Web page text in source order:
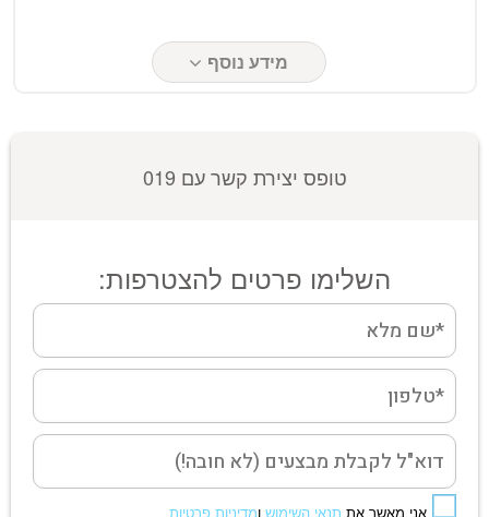
מידע נוסף
טופס יצירת קשר עם 019
השלימו פרטים להצטרפות:
אני מאשר את תנאי השימוש ומדיניות פרטיות